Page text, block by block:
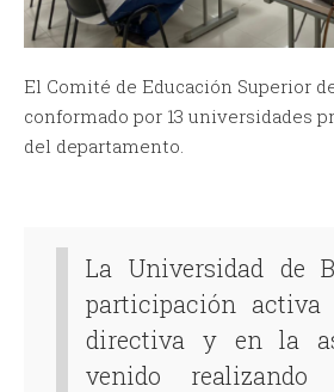
El Comité de Educación Superior
conformado por 13 universidades
del departamento.
La Universidad de
participación
directiva y en la
venido realizando